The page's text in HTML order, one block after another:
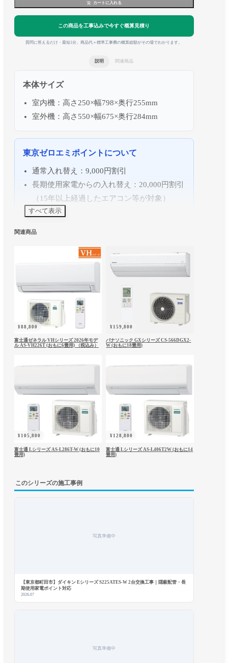
カートに入れる
この商品を工事込みで今すぐ概算見積り
質問に答えるだけ・最短1分。商品代＋標準工事費の概算総額がその場でわかります。
説明 関連商品
本体サイズ
室内機：高さ250×幅798×奥行255mm
室外機：高さ550×幅675×奥行284mm
東京ゼロエミポイントについて
通常入れ替え：9,000円割引
長期使用家電からの入れ替え：20,000円割引
（15年以上経過したエアコン等が対象）
※東京都にお住まいの個人の方が対象です。※対象機
器の取り外し・回収を伴う場合に適用されます。※長
期使用家電からの入れ替えは、製造年を確認できる写
真等の証憑が必要です。※詳細はお見積り時にご案内
いたします。
スタッフレビュー
（エアデポスタッフによ
る評価です）
暖房力○ コスパ◎
ダイキンのベーシックモデル。基本性能をしっ
かり押さえつつ価格を抑えたい方の定番で、当
店でも売れ筋のシリーズです。
すべて表示
関連商品
¥88,800
富士通ゼネラル VHシリーズ 2026年モデ
ル AS-VH226T (おもに6畳用) （税込み）
¥ 159,800
パナソニック GXシリーズ CS-566DGX2-
W (おもに18畳用)
¥ 105,800
富士通 Lシリーズ AS-L286T-W (おもに10
畳用)
¥ 128,800
富士通 Lシリーズ AS-L406T2W (おもに14
畳用)
このシリーズの施工事例
写真準備中
【東京都町田市】ダイキン Eシリーズ S225ATES-W 2台交換工事｜隠蔽配管・長
期使用家電ポイント対応
2026.07
写真準備中